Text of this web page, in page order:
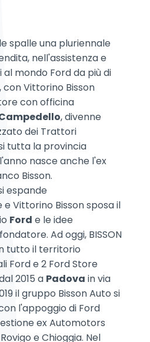
spalle una pluriennale
nell'assistenza e
al mondo Ford da più di
con Vittorino Bisson
con officina
, divenne
dei Trattori
tutta la provincia
nasce anche l'ex
Bisson.
espande
Vittorino Bisson sposa il
Ford e le idee
Ad oggi, BISSON
tutto il territorio
Ford e 2 Ford Store
2015 a Padova in via
il gruppo Bisson Auto si
l'appoggio di Ford
ex Automotors
e Chioggia. Nel